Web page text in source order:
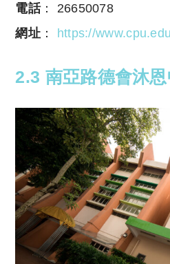
電話： 26650078
網址 ： https://
2.3 南亞路德會沐